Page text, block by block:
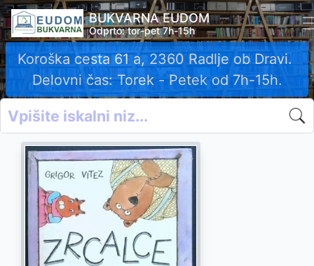
BUKVARNA EUDOM
Odprto: tor-pet 7h-15h
Koroška cesta 61 a, 2360 Radlje ob Dravi.
Delovni čas: Torek - Petek od 7h-15h.